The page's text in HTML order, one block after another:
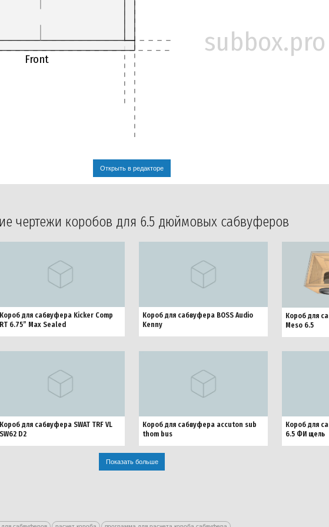
Front
subbox.pro
Открыть в редакторе
чертежи коробов для 6.5 дюймовых сабвуферов
Короб для сабвуфера Kicker Comp
RT 6.75” Max Sealed
Короб для сабвуфера BOSS Audio
Kenny
Короб для
Meso 6.5
Короб для сабвуфера SWAT TRF VL
SW62 D2
Короб для сабвуфера accuton sub
thom bus
Короб для
6.5 ФИ щель
Показать больше